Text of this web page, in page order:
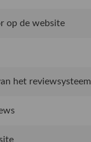
op de website
het reviewsysteem